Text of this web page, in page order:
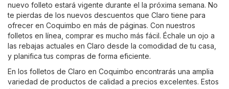
nuevo folleto estará vigente durante el la próxima semana. No
te pierdas de los nuevos descuentos que Claro tiene para
ofrecer en Coquimbo en más de páginas. Con nuestros
folletos en línea, comprar es mucho más fácil. Échale un ojo a
las rebajas actuales en Claro desde la comodidad de tu casa,
y planifica tus compras de forma eficiente.
En los folletos de Claro en Coquimbo encontrarás una amplia
variedad de productos de calidad a precios excelentes. Estos